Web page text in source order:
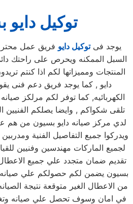
توكيل دايو
يوجد فىتوكيل دايو فريق عمل
السبل الممكنه ويحرص على راحتك
المنتجات ومميزاتها لكم اذا كنتم
دايو , كما يوجد فريق دعم فنى
تلقى شكواكم , وايضا يصلكم الفنيين
لدي مركز صيانه دايو بسيون من هم
ويدركوا جميع التفاصيل الفنية
لجميع الماركات مهندسين وفنيين
تقديم ضمان متجدد علي جميع الاعطال
بسيون يضمن لكم حصولكم علي
من الاعطال الغير متوقعة نتيجة
في امان وسوف تحصل علي صيانه